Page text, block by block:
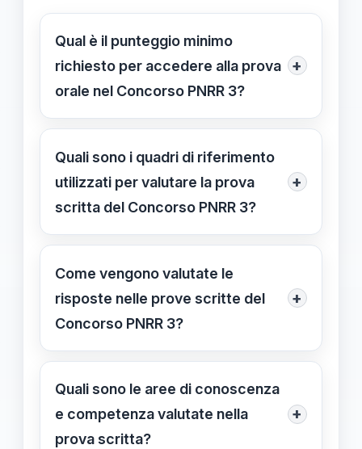
Qual è il punteggio minimo
richiesto per accedere alla prova
orale nel Concorso PNRR 3?
+
Il punteggio minimo richiesto è di
70/100. Solo i candidati che
raggiungono questa soglia possono
partecipare alla prova orale.
Quali sono i quadri di riferimento
utilizzati per valutare la prova
scritta del Concorso PNRR 3?
+
I quadri di riferimento sono strumenti
ufficiali che delineano i criteri di
valutazione e aiutano a garantire
trasparenza e obiettività nel giudizio
Come vengono valutate le
risposte nelle prove scritte del
Concorso PNRR 3?
+
Le risposte vengono valutate con 2
punti per ogni risposta corretta, senza
penalizzare le risposte sbagliate o
omesse, per un massimo di 100 punti
Quali sono le aree di conoscenza
e competenza valutate nella
prova scritta?
+